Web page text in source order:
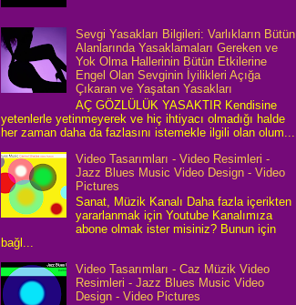
Sevgi Yasakları Bilgileri: Varlıkların Bütün
Alanlarında Yasaklamaları Gereken ve
Yok Olma Hallerinin Bütün Etkilerine
Engel Olan Sevginin İyilikleri Açığa
Çıkaran ve Yaşatan Yasakları
AÇ GÖZLÜLÜK YASAKTIR Kendisine
yetenlerle yetinmeyerek ve hiç ihtiyacı olmadığı halde
her zaman daha da fazlasını istemekle ilgili olan olum...
Video Tasarımları - Video Resimleri -
Jazz Blues Music Video Design - Video
Pictures
Sanat, Müzik Kanalı Daha fazla içerikten
yararlanmak için Youtube Kanalımıza
abone olmak ister misiniz? Bunun için
bağl...
Video Tasarımları - Caz Müzik Video
Resimleri - Jazz Blues Music Video
Design - Video Pictures